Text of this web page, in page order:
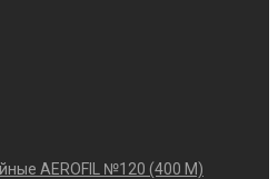
AEROFIL №120 (400 М)